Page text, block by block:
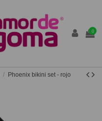
0
Phoenix bikini set - rojo